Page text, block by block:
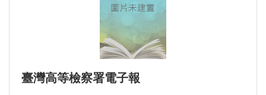
臺灣高等檢察署電子報